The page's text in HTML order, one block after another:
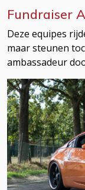
Fundraiser
Deze equipes
maar steunen
ambassadeur